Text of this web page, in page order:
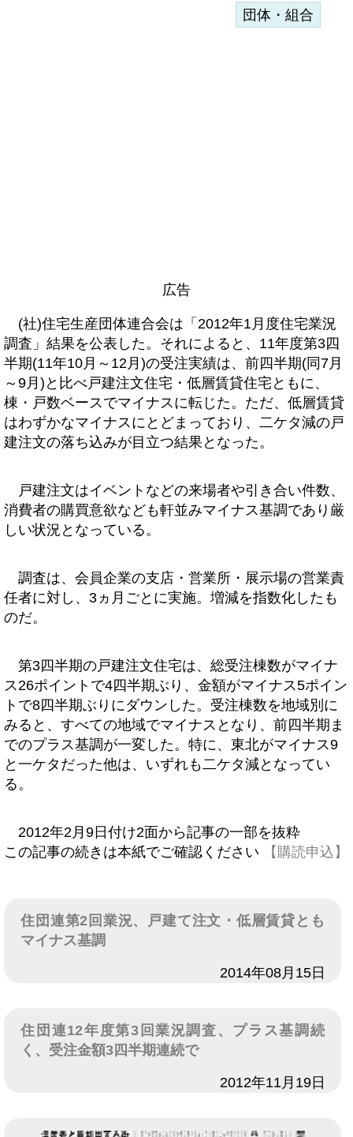
団体・組合
広告
(社)住宅生産団体連合会は「2012年1月度住宅業況
調査」結果を公表した。それによると、11年度第3四
半期(11年10月～12月)の受注実績は、前四半期(同7月
～9月)と比べ戸建注文住宅・低層賃貸住宅ともに、
棟・戸数ベースでマイナスに転じた。ただ、低層賃貸
はわずかなマイナスにとどまっており、二ケタ減の戸
建注文の落ち込みが目立つ結果となった。
戸建注文はイベントなどの来場者や引き合い件数、
消費者の購買意欲なども軒並みマイナス基調であり厳
しい状況となっている。
調査は、会員企業の支店・営業所・展示場の営業責
任者に対し、3ヵ月ごとに実施。増減を指数化したも
のだ。
第3四半期の戸建注文住宅は、総受注棟数がマイナ
ス26ポイントで4四半期ぶり、金額がマイナス5ポイン
トで8四半期ぶりにダウンした。受注棟数を地域別に
みると、すべての地域でマイナスとなり、前四半期ま
でのプラス基調が一変した。特に、東北がマイナス9
と一ケタだった他は、いずれも二ケタ減となってい
る。
2012年2月9日付け2面から記事の一部を抜粋
この記事の続きは本紙でご確認ください
【購読申込】
住団連第2回業況、戸建て注文・低層賃貸とも
マイナス基調
2014年08月15日
住団連12年度第3回業況調査、プラス基調続
く、受注金額3四半期連続で
2012年11月19日